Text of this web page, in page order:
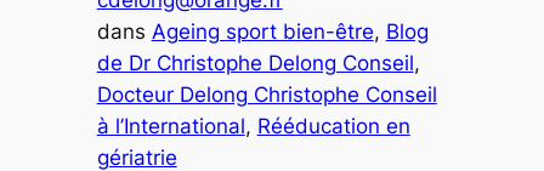
dans Ageing sport bien-être, Blog
de Dr Christophe Delong Conseil
Docteur Delong Christophe Conseil
à l’International, Rééducation en
gériatrie